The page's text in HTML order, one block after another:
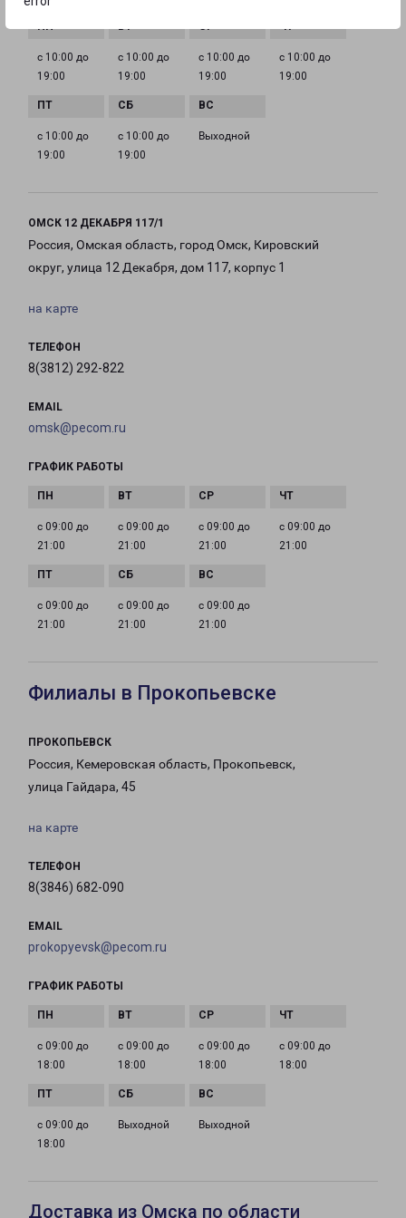
с 10:00 до
19:00
с 10:00 до
19:00
с 10:00 до
19:00
с 10:00 до
19:00
с 10:00 до
19:00
с 10:00 до
19:00
Выходной
ОМСК 12 ДЕКАБРЯ 117/1
Россия, Омская область, город Омск, Кировский
округ, улица 12 Декабря, дом 117, корпус 1
на карте
ТЕЛЕФОН
8(3812) 292-822
EMAIL
omsk@pecom.ru
ГРАФИК РАБОТЫ
с 09:00 до
21:00
с 09:00 до
21:00
с 09:00 до
21:00
с 09:00 до
21:00
с 09:00 до
21:00
с 09:00 до
21:00
с 09:00 до
21:00
Филиалы в Прокопьевске
ПРОКОПЬЕВСК
Россия, Кемеровская область, Прокопьевск,
улица Гайдара, 45
на карте
ТЕЛЕФОН
8(3846) 682-090
EMAIL
prokopyevsk@pecom.ru
ГРАФИК РАБОТЫ
с 09:00 до
18:00
с 09:00 до
18:00
с 09:00 до
18:00
с 09:00 до
18:00
с 09:00 до
18:00
Выходной Выходной
Доставка из Омска по области